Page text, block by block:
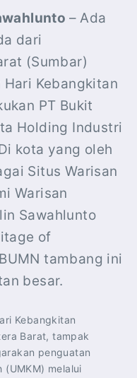
– Ada
dari
(Sumbar)
Kebangkitan
PT Bukit
Holding Industri
kota yang oleh
Situs Warisan
Warisan
Sawahlunto
of
tambang ini
besar.
Kebangkitan
Barat, tampak
penguatan
(UMKM) melalui